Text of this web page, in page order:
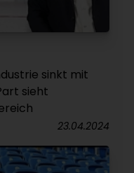
sinkt mit
sieht
23.04.2024